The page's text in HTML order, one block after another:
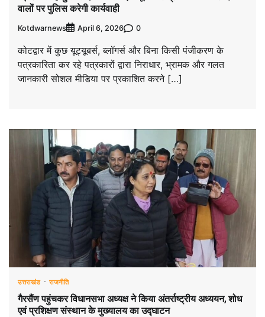
वालों पर पुलिस करेगी कार्यवाही
Kotdwarnews April 6, 2026 0
कोटद्वार में कुछ यूट्यूबर्स, ब्लॉगर्स और बिना किसी पंजीकरण के
पत्रकारिता कर रहे पत्रकारों द्वारा निराधार, भ्रामक और गलत
जानकारी सोशल मीडिया पर प्रकाशित करने […]
उत्तराखंड राजनीति
गैरसैंण पहुंचकर विधानसभा अध्यक्ष ने किया अंतर्राष्ट्रीय अध्ययन, शोध
एवं प्रशिक्षण संस्थान के मुख्यालय का उद्घाटन